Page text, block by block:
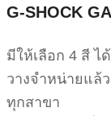
G-SHOCK
มีให้เลือก 4 สี ไ
วางจำหน่ายแล้
ทุกสาขา